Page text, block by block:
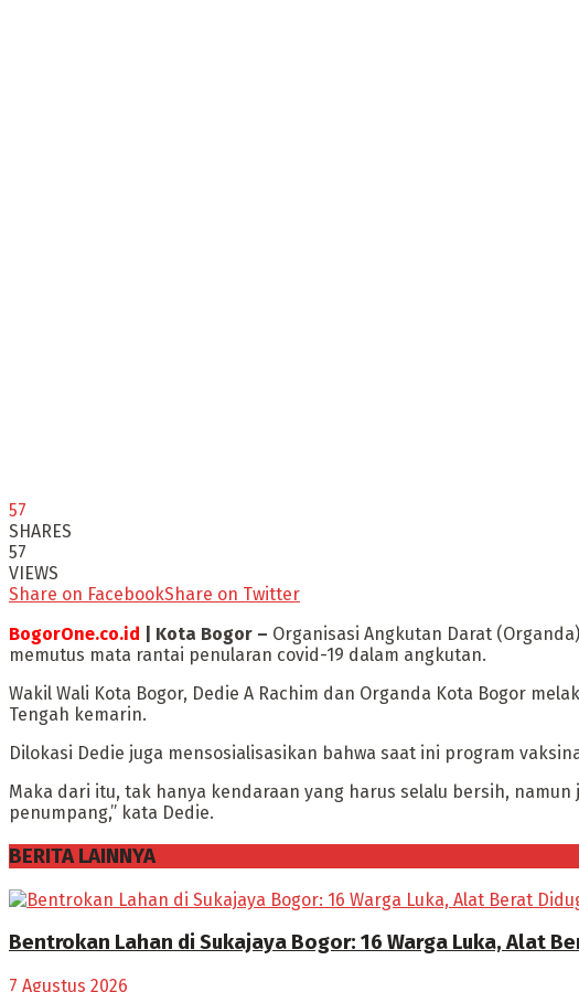
57
SHARES
57
VIEWS
Share on FacebookShare on Twitter
BogorOne.co.id
| Kota Bogor – Organisasi Angkutan Darat
memutus mata rantai penularan covid-19 dalam angkutan.
Wakil Wali Kota Bogor, Dedie A Rachim dan Organda Kota Bogor
Tengah kemarin.
Dilokasi Dedie juga mensosialisasikan bahwa saat ini program
Maka dari itu, tak hanya kendaraan yang harus selalu bersih,
penumpang,” kata Dedie.
BERITA LAINNYA
Bentrokan Lahan di Sukajaya Bogor: 16 Warga Luka, Alat
7 Agustus 2026